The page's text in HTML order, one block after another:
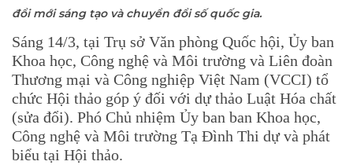
đổi mới sáng tạo và chuyển đổi số quốc gia.
Sáng 14/3, tại Trụ sở Văn phòng Quốc hội, Ủy ban
Khoa học, Công nghệ và Môi trường và Liên đoàn
Thương mại và Công nghiệp Việt Nam (VCCI) tổ
chức Hội thảo góp ý đối với dự thảo Luật Hóa chất
(sửa đổi). Phó Chủ nhiệm Ủy ban ban Khoa học,
Công nghệ và Môi trường Tạ Đình Thi dự và phát
biểu tại Hội thảo.